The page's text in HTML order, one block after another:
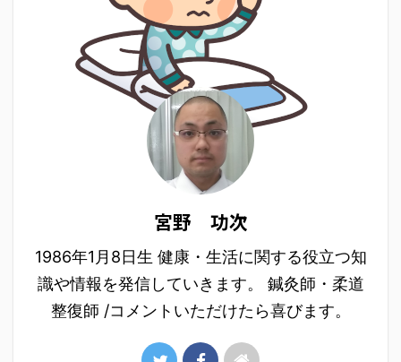
宮野 功次
1986年1月8日生 健康・生活に関する役立つ知
識や情報を発信していきます。 鍼灸師・柔道
整復師 /コメントいただけたら喜びます。